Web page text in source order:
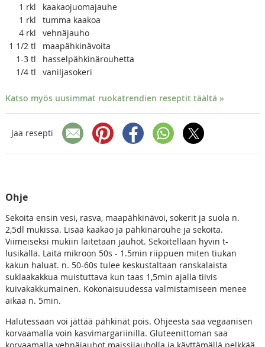
1 rkl
kaakaojuomajauhe
1 rkl
tumma kaakoa
4 rkl
vehnäjauho
1 1/2 tl
maapähkinävoita
1-3 tl
hasselpähkinärouhetta
1/4 tl vaniljasokeri
Katso myös uusimmat ruokatrendien reseptit täältä »
Jaa resepti
Ohje
Sekoita ensin vesi, rasva, maapähkinävoi, sokerit ja suola n.
2,5dl mukissa. Lisää kaakao ja pähkinärouhe ja sekoita.
Viimeiseksi mukiin laitetaan jauhot. Sekoitellaan hyvin t-
lusikalla. Laita mikroon 50s - 1.5min riippuen miten tiukan
kakun haluat. n. 50-60s tulee keskustaltaan ranskalaista
suklaakakkua muistuttava kun taas 1,5min ajalla tiivis
kuivakakkumainen. Kokonaisuudessa valmistamiseen menee
aikaa n. 5min.
Halutessaan voi jättää pähkinät pois. Ohjeesta saa vegaanisen
korvaamalla voin kasvimargariinilla. Gluteenittoman saa